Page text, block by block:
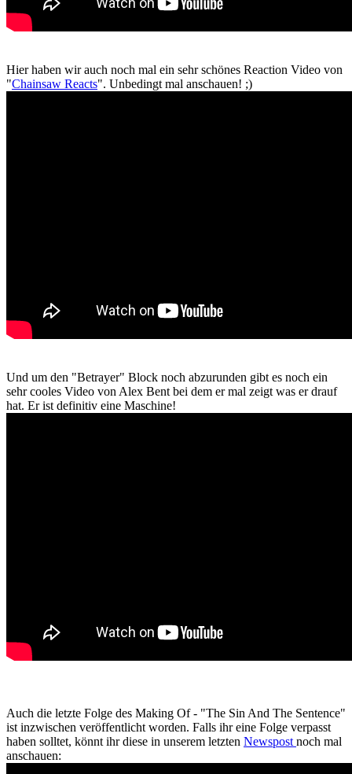
Hier haben wir auch noch mal ein sehr schönes Reaction Video von
"Chainsaw Reacts". Unbedingt mal anschauen! ;)
Und um den "Betrayer" Block noch abzurunden gibt es noch ein
sehr cooles Video von Alex Bent bei dem er mal zeigt was er drauf
hat. Er ist definitiv eine Maschine!
Auch die letzte Folge des Making Of - "The Sin And The Sentence"
ist inzwischen veröffentlicht worden. Falls ihr eine Folge verpasst
haben solltet, könnt ihr diese in unserem letzten Newspost noch mal
anschauen: